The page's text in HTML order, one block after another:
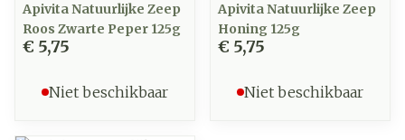
Apivita Natuurlijke Zeep
Roos Zwarte Peper 125g
€ 5,75
Niet beschikbaar
Apivita Natuurlijke Zeep
Honing 125g
€ 5,75
Niet beschikbaar